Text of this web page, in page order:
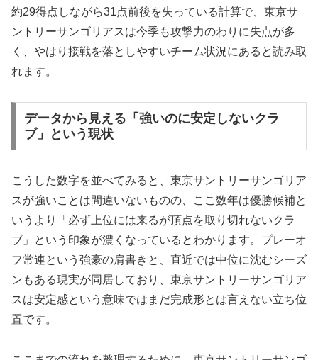
約29得点しながら31点前後を失っている計算で、東京サ
ントリーサンゴリアスは今季も攻撃力のわりに失点が多
く、やはり接戦を落としやすいチーム状況にあると読み取
れます。
データから見える「強いのに安定しないクラ
ブ」という現状
こうした数字を並べてみると、東京サントリーサンゴリア
スが強いことは間違いないものの、ここ数年は優勝候補と
いうより「必ず上位には来るが頂点を取り切れないクラ
ブ」という印象が濃くなっているとわかります。プレーオ
フ常連という強豪の肩書きと、直近では中位に沈むシーズ
ンもある現実が同居しており、東京サントリーサンゴリア
スは安定感という意味ではまだ完成形とは言えない立ち位
置です。